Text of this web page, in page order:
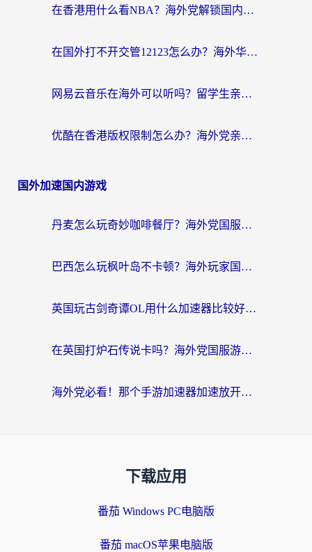
在香港用什么看NBA？海外党解锁国内体育直播的终极攻略
在国外打不开交管12123怎么办？海外华人必看的回国加速全攻略
网易云音乐在海外可以听吗？留学生亲测有效的回国加速方案
优酷在香港版权限制怎么办？海外党亲测有效的追剧加速方案
国外加速国内游戏
丹麦怎么玩奇妙咖啡餐厅？海外党国服游戏加速全攻略（附灌篮高手元气骑士实测）
巴西怎么玩枫叶岛不卡顿？海外玩家国服游戏加速器终极指南（含战双野兽领主提速秘籍）
英国玩古剑奇谭OL用什么加速器比较好？留学生亲测有效的国服游戏加速指南
在英国打炉石传说卡吗？海外党国服游戏不卡顿的终极指南
海外党必看！那个手游加速器加速放开那三国3最好？一篇解决国服游戏卡顿难题
下载应用
番茄 Windows PC电脑版
番茄 macOS苹果电脑版